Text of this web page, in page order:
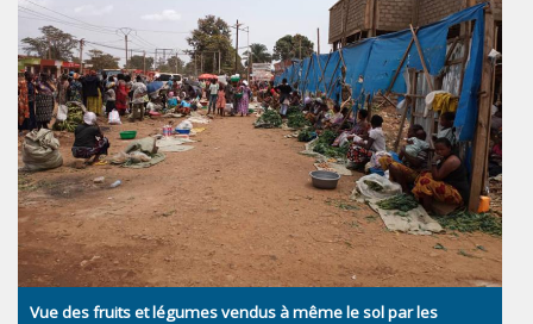
Vue des fruits et légumes vendus à même le sol par les